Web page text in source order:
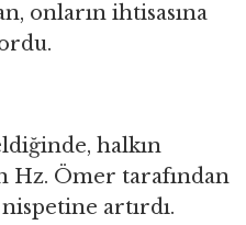
onların ihtisasına
halkın
Hz. Ömer tarafından
artırdı.